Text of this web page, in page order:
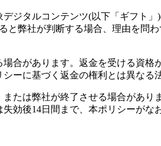
ジタルコンテンツ(以下「ギフト
弊社が判断する場合、理由を問
合があります。返金を受ける資格
ーに基づく返金の権利とは異なる
たは弊社が終了させる場合があ
効後14日間まで、本ポリシーがな